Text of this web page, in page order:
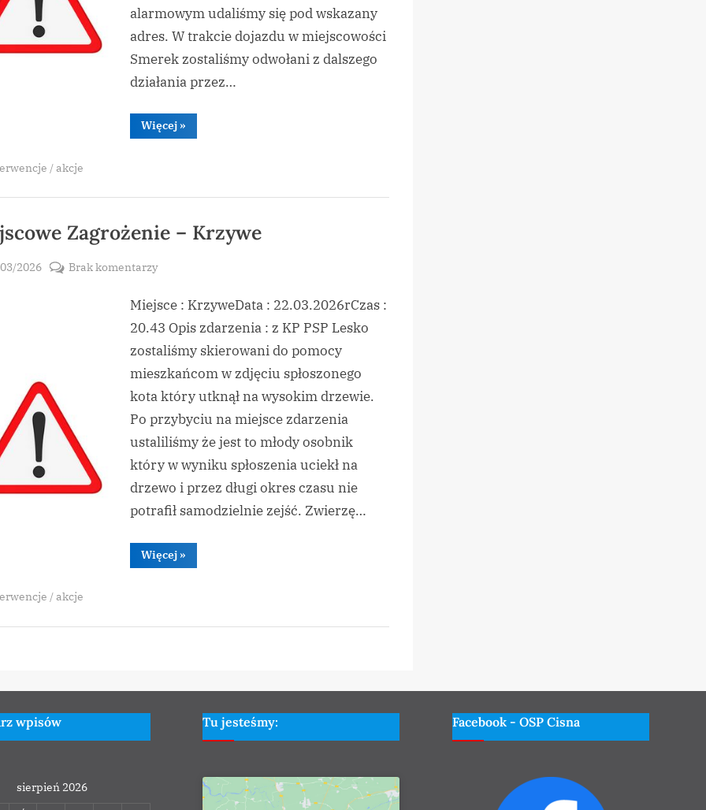
alarmowym udaliśmy się pod wskazany
adres. W trakcie dojazdu w miejscowości
Smerek zostaliśmy odwołani z dalszego
działania przez…
Więcej“Miejscowe
Zagrożenie
»
/ akcje
Zagrożenie – Krzywe
2026
Brak komentarzydo
Zagrożenie
–
Krzywe
Miejsce : KrzyweData : 22.03.2026rCzas :
20.43 Opis zdarzenia : z KP PSP Lesko
zostaliśmy skierowani do pomocy
mieszkańcom w zdjęciu spłoszonego
kota który utknął na wysokim drzewie.
Po przybyciu na miejsce zdarzenia
ustaliliśmy że jest to młody osobnik
który w wyniku spłoszenia uciekł na
drzewo i przez długi okres czasu nie
potrafił samodzielnie zejść. Zwierzę…
Więcej“Miejscowe
Zagrożenie
»
/ akcje
wpisów
sierpień 2026
Tu jesteśmy: Facebook - OSP Cisna